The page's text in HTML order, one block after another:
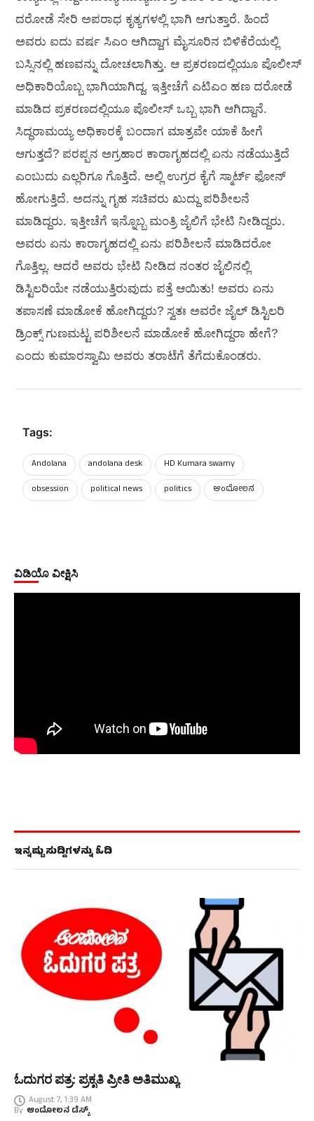
ದರೋಡೆ ಸೇರಿ ಅಪರಾಧ ಕೃತ್ಯಗಳಲ್ಲಿ ಭಾಗಿ ಆಗುತ್ತಾರೆ. ಹಿಂದೆ
ಅವರು ಐದು ವರ್ಷ ಸಿಎಂ ಆಗಿದ್ದಾಗ ಮೈಸೂರಿನ ಬಿಳಿಕೆರೆಯಲ್ಲಿ
ಬಸ್ಸಿನಲ್ಲಿ ಹಣವನ್ನು ದೋಚಲಾಗಿತ್ತು. ಆ ಪ್ರಕರಣದಲ್ಲಿಯೂ ಪೊಲೀಸ್
ಅಧಿಕಾರಿಯೊಬ್ಬ ಭಾಗಿಯಾಗಿದ್ದ. ಇತ್ತೀಚೆಗೆ ಎಟಿಎಂ ಹಣ ದರೋಡೆ
ಮಾಡಿದ ಪ್ರಕರಣದಲ್ಲಿಯೂ ಪೊಲೀಸ್ ಒಬ್ಬ ಭಾಗಿ ಆಗಿದ್ದಾನೆ.
ಸಿದ್ಧರಾಮಯ್ಯ ಅಧಿಕಾರಕ್ಕೆ ಬಂದಾಗ ಮಾತ್ರವೇ ಯಾಕೆ ಹೀಗೆ
ಆಗುತ್ತದೆ? ಪರಪ್ಪನ ಅಗ್ರಹಾರ ಕಾರಾಗೃಹದಲ್ಲಿ ಏನು ನಡೆಯುತ್ತಿದೆ
ಎಂಬುದು ಎಲ್ಲರಿಗೂ ಗೊತ್ತಿದೆ. ಅಲ್ಲಿ ಉಗ್ರರ ಕೈಗೆ ಸ್ಮಾರ್ಟ್ ಫೋನ್
ಹೋಗುತ್ತಿದೆ. ಅದನ್ನು ಗೃಹ ಸಚಿವರು ಖುದ್ದು ಪರಿಶೀಲನೆ
ಮಾಡಿದ್ದರು. ಇತ್ತೀಚೆಗೆ ಇನ್ನೊಬ್ಬ ಮಂತ್ರಿ ಜೈಲಿಗೆ ಭೇಟಿ ನೀಡಿದ್ದರು.
ಅವರು ಏನು ಕಾರಾಗೃಹದಲ್ಲಿ ಏನು ಪರಿಶೀಲನೆ ಮಾಡಿದರೋ
ಗೊತ್ತಿಲ್ಲ. ಆದರೆ ಅವರು ಭೇಟಿ ನೀಡಿದ ನಂತರ ಜೈಲಿನಲ್ಲಿ
ಡಿಸ್ಟಿಲರಿಯೇ ನಡೆಯುತ್ತಿರುವುದು ಪತ್ತೆ ಆಯಿತು! ಅವರು ಏನು
ತಪಾಸಣೆ ಮಾಡೋಕೆ ಹೋಗಿದ್ದರು? ಸ್ವತಃ ಅವರೇ ಜೈಲ್ ಡಿಸ್ಟಿಲರಿ
ಡ್ರಿಂಕ್ಸ್ ಗುಣಮಟ್ಟ ಪರಿಶೀಲನೆ ಮಾಡೋಕೆ ಹೋಗಿದ್ದರಾ ಹೇಗೆ?
ಎಂದು ಕುಮಾರಸ್ವಾಮಿ ಅವರು ತರಾಟೆಗೆ ತೆಗೆದುಕೊಂಡರು.
Tags:
Andolana andolana desk
HD Kumara swamy
obsession
political news politics ಆಂದೋಲನ
ವಿಡಿಯೊ ವೀಕ್ಷಿಸಿ
ಇನ್ನಷ್ಟು ಸುದ್ದಿಗಳನ್ನು ಓದಿ
ಓದುಗರ ಪತ್ರ: ಪ್ರಕೃತಿ ಪ್ರೀತಿ ಅತಿಮುಖ್ಯ
August 7, 1:39 AM
By ಆಂದೋಲನ ಡೆಸ್ಕ್